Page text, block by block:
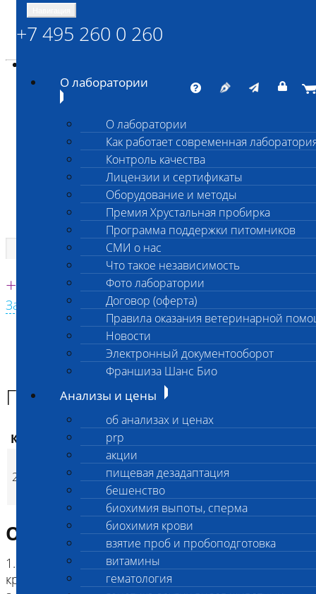
ШАНС БИО
Независимая ветеринарная лаборатория
Единая круглосуточная справочная
+7 495 260 0 260
Заказать звонок с сайта
+7 495 260 0 260
О лаборатории
О лаборатории
Как работает современная
Контроль качества
Лицензии и сертификаты
Оборудование и методы
Премия Хрустальная пробирка
Программа поддержки питомников
СМИ о нас
Что такое независимость
Фото лаборатории
Договор (оферта)
Правила оказания ветеринарной
Новости
Электронный документооборот
Франшиза Шанс Био
Анализы и цены
об анализах и ценах
prp
акции
пищевая дезадаптация
бешенство
биохимия выпоты, сперма
биохимия крови
взятие проб и пробоподготовка
витамины
гематология
Главная страница
Анализы и цены
ГЕМАТОЛОГИЯ
Группа крови собак DEA 1 (ИХ)
Группа крови собак DEA 1 (ИХ)
Код Наименование услуг
229
Группа крови собак
DEA 1 (ИХ)
4 000p (Время исполнения
Описание исследования
1. Цель исследования: определение группы
крови собак перед проведением гемотрансфузии,